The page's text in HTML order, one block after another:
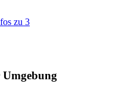
zu 3
Umgebung